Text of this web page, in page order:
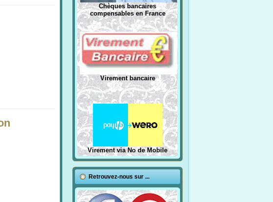
Chèques bancaires
compensables en France
Virement bancaire
Virement via No de Mobile
Retrouvez-nous sur ...